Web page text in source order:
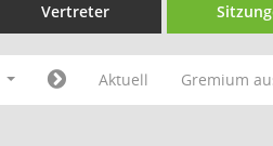
Vertreter
Aktuell Gremium